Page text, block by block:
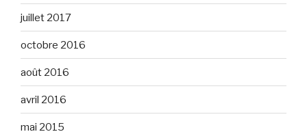
juillet 2017
octobre 2016
août 2016
avril 2016
mai 2015